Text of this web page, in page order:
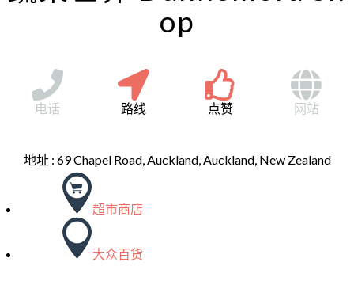
op
电话 路线 点赞 网站
地址 : 69 Chapel Road, Auckland, Auckland, New Zealand
超市商店
大众百货